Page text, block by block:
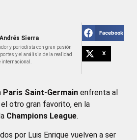
Sierra
y periodista con gran pasión
y el análisis de la realidad
internacional.
Facebook
X
Paris Saint-Germain enfrenta al
el otro gran favorito, en la
Champions League.
por Luis Enrique vuelven a ser